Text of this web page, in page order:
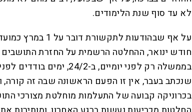
לא עד סוף שנת הלימודים.
על אף שבהודעות
חודש ינואר, ההחלטה הרשמית על החזרת
בממשלה רק לפני יומיים, ב-
שנכתב בעבר, אין זו הפעם הראשונה שבה זה
בכרוניקה קבועה של התעלמות מוחלטת מצורכי